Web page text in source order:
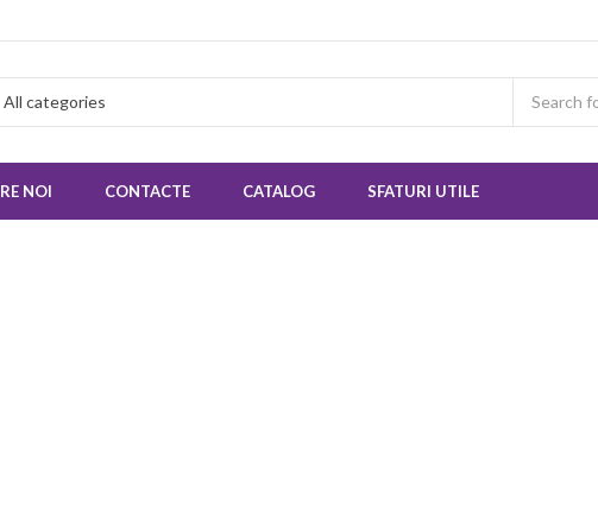
NOI CONTACTE CATALOG SFATURI UTILE